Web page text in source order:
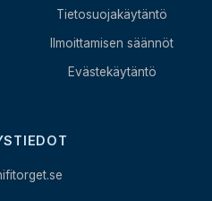
Tietosuojakäytäntö
Ilmoittamisen säännöt
Evästekäytäntö